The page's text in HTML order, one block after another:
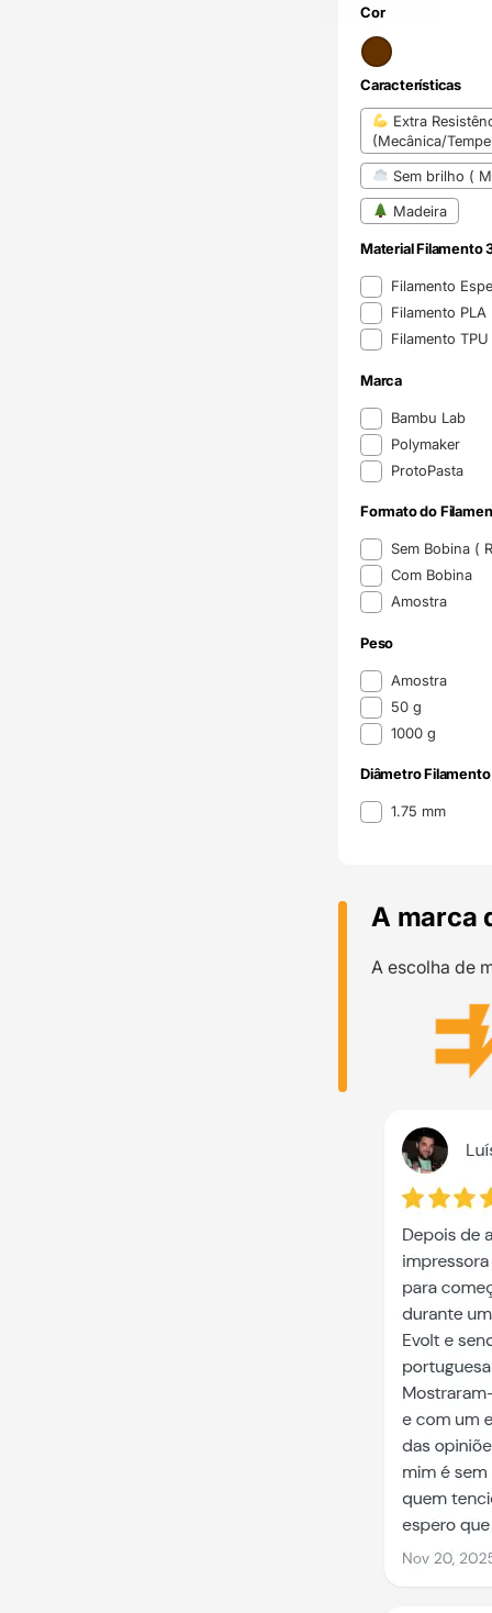
Cor
Cor
Castanho
Características
Características
Extra
(Mecânica/
Sem brilho (
Madeira
Material Filamento
Material Filamento
Filamento
Filamento PLA
Filamento TPU
Marca
MarcaBambu Lab
Polymaker
ProtoPasta
Formato do
Formato do
Sem Bobina (
Com Bobina
Amostra
Peso
Peso Amostra
50 g
1000 g
Diâmetro Filamento
Diâmetro Filamento
1.75 mm
A marca
A escolha de